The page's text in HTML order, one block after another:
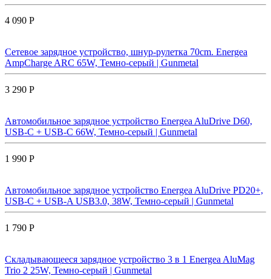
4 090 Р
Сетевое зарядное устройство, шнур-рулетка 70cm. Energea
AmpCharge ARC 65W, Темно-серый | Gunmetal
3 290 Р
Автомобильное зарядное устройство Energea AluDrive D60,
USB-C + USB-С 66W, Темно-серый | Gunmetal
1 990 Р
Автомобильное зарядное устройство Energea AluDrive PD20+,
USB-C + USB-A USB3.0, 38W, Темно-серый | Gunmetal
1 790 Р
Складывающееся зарядное устройство 3 в 1 Energea AluMag
Trio 2 25W, Темно-серый | Gunmetal